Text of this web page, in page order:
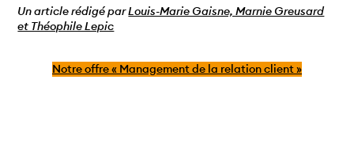
Un article rédigé parLouis-Marie Gaisne, Marnie Greusard
et Théophile Lepic
Notre offre « Management de la relation client »